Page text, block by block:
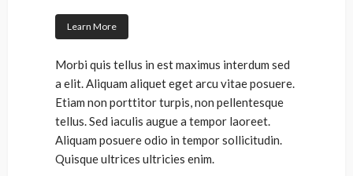
Learn More
Morbi quis tellus in est maximus interdum sed
a elit. Aliquam aliquet eget arcu vitae posuere.
Etiam non porttitor turpis, non pellentesque
tellus. Sed iaculis augue a tempor laoreet.
Aliquam posuere odio in tempor sollicitudin.
Quisque ultrices ultricies enim.